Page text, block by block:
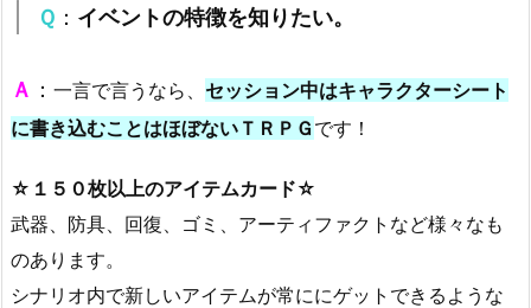
Ｑ ： イベントの特徴を知りたい。
Ａ ： 一言で言うなら、 セッション中はキャラクターシート
に書き込むことはほぼないＴＲＰＧ です！
☆１５０枚以上のアイテムカード☆
武器、防具、回復、ゴミ、アーティファクトなど様々なも
のあります。
シナリオ内で新しいアイテムが常ににゲットできるような